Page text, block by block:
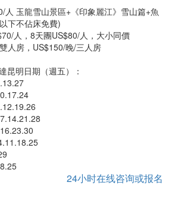
人 玉龍雪山景區+《印象麗江》雪山篇+魚
下不佔床免費)
人，8天團US$80/人，大小同價
人房，US$150/晚/三人房
昆明日期（週五）：
24小时在线咨询或报名